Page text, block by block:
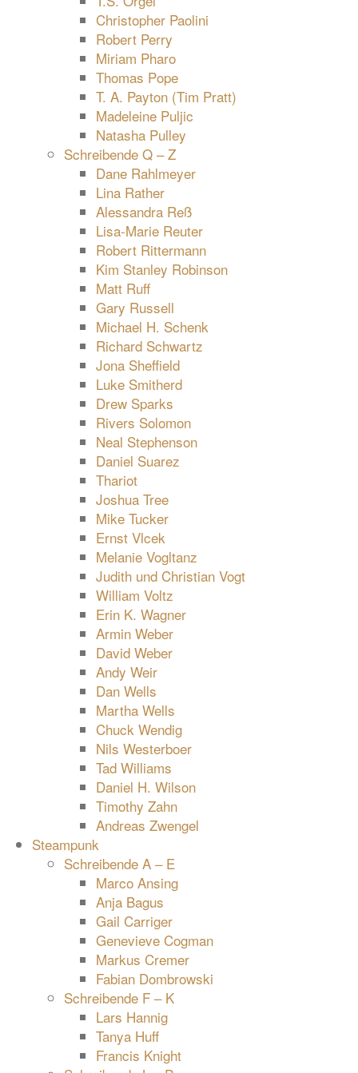
Christopher Paolini
Robert Perry
Miriam Pharo
Thomas Pope
T. A. Payton (Tim Pratt)
Madeleine Puljic
Natasha Pulley
Schreibende Q – Z
Dane Rahlmeyer
Lina Rather
Alessandra Reß
Lisa-Marie Reuter
Robert Rittermann
Kim Stanley Robinson
Matt Ruff
Gary Russell
Michael H. Schenk
Richard Schwartz
Jona Sheffield
Luke Smitherd
Drew Sparks
Rivers Solomon
Neal Stephenson
Daniel Suarez
Thariot
Joshua Tree
Mike Tucker
Ernst Vlcek
Melanie Vogltanz
Judith und Christian Vogt
William Voltz
Erin K. Wagner
Armin Weber
David Weber
Andy Weir
Dan Wells
Martha Wells
Chuck Wendig
Nils Westerboer
Tad Williams
Daniel H. Wilson
Timothy Zahn
Andreas Zwengel
Steampunk
Schreibende A – E
Marco Ansing
Anja Bagus
Gail Carriger
Genevieve Cogman
Markus Cremer
Fabian Dombrowski
Schreibende F – K
Lars Hannig
Tanya Huff
Francis Knight